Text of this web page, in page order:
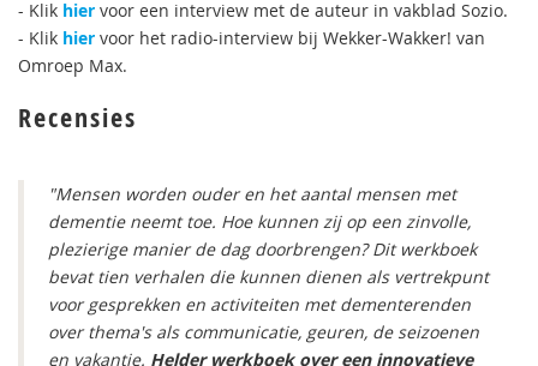
- Klik hier voor een interview met de auteur in vakblad Sozio.
- Klik hier voor het radio-interview bij Wekker-Wakker! van
Omroep Max.
Recensies
"Mensen worden ouder en het aantal mensen met
dementie neemt toe. Hoe kunnen zij op een zinvolle,
plezierige manier de dag doorbrengen? Dit werkboek
bevat tien verhalen die kunnen dienen als vertrekpunt
voor gesprekken en activiteiten met dementerenden
over thema's als communicatie, geuren, de seizoenen
en vakantie. Helder werkboek over een innovatieve